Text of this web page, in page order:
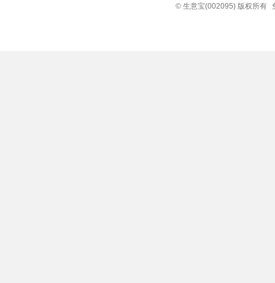
© 生意宝(002095) 版权所有